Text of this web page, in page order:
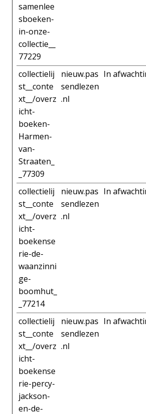
samenlee
sboeken-
in-onze-
collectie__
77229
collectielij
st__conte
xt__/overz
icht-
boeken-
Harmen-
van-
Straaten_
_77309
nieuw.pas
sendlezen
.nl
In
collectielij
st__conte
xt__/overz
icht-
boekense
rie-de-
waanzinni
ge-
boomhut_
_77214
nieuw.pas
sendlezen
.nl
In
collectielij
st__conte
xt__/overz
icht-
boekense
rie-percy-
jackson-
en-de-
nieuw.pas
sendlezen
.nl
In